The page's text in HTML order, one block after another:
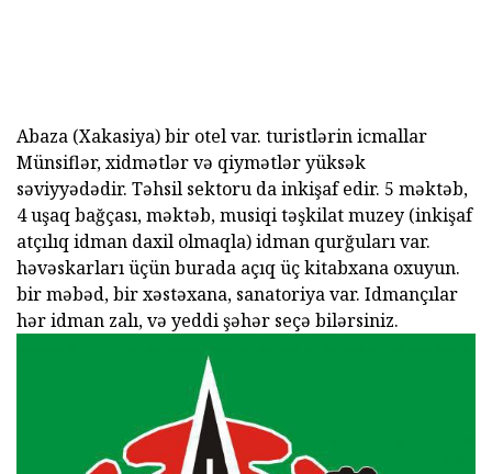
Abaza (Xakasiya) bir otel var. turistlərin icmallar
Münsiflər, xidmətlər və qiymətlər yüksək
səviyyədədir. Təhsil sektoru da inkişaf edir. 5 məktəb,
4 uşaq bağçası, məktəb, musiqi təşkilat muzey (inkişaf
atçılıq idman daxil olmaqla) idman qurğuları var.
həvəskarları üçün burada açıq üç kitabxana oxuyun.
bir məbəd, bir xəstəxana, sanatoriya var. Idmançılar
hər idman zalı, və yeddi şəhər seçə bilərsiniz.